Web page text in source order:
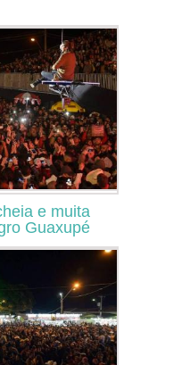
e muita
Guaxupé